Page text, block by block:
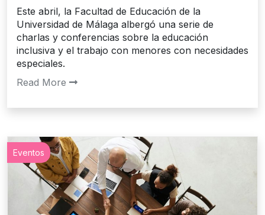
Este abril, la Facultad de Educación de la
Universidad de Málaga albergó una serie de
charlas y conferencias sobre la educación
inclusiva y el trabajo con menores con necesidades
especiales.
Read More
Eventos